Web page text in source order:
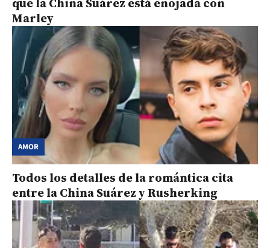
Marley
AMOR
Todos los detalles de la romántica cita
entre la China Suárez y Rusherking